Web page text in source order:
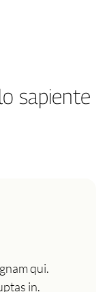
sapiente
qui.
in.